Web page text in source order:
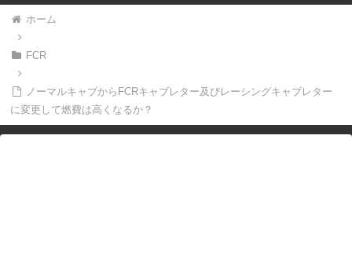
ホーム
FCR
ノーマルキャブからFCRキャブレター及びレーシングキャブレター
に変更して燃費は高くなるか？